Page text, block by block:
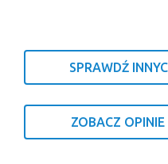
SPRAWDŹ
ZOBACZ